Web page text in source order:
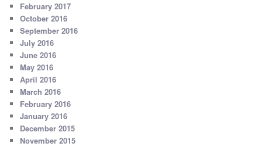
February 2017
October 2016
September 2016
July 2016
June 2016
May 2016
April 2016
March 2016
February 2016
January 2016
December 2015
November 2015